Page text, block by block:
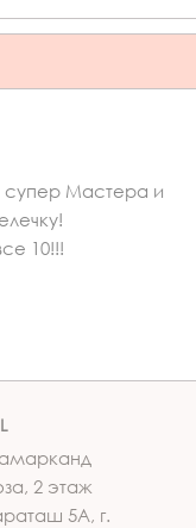
супер Мастера и
10!!!
2 этаж
5А, г.